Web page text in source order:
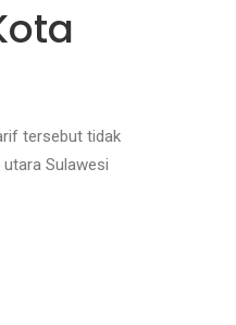
tersebut tidak
Sulawesi